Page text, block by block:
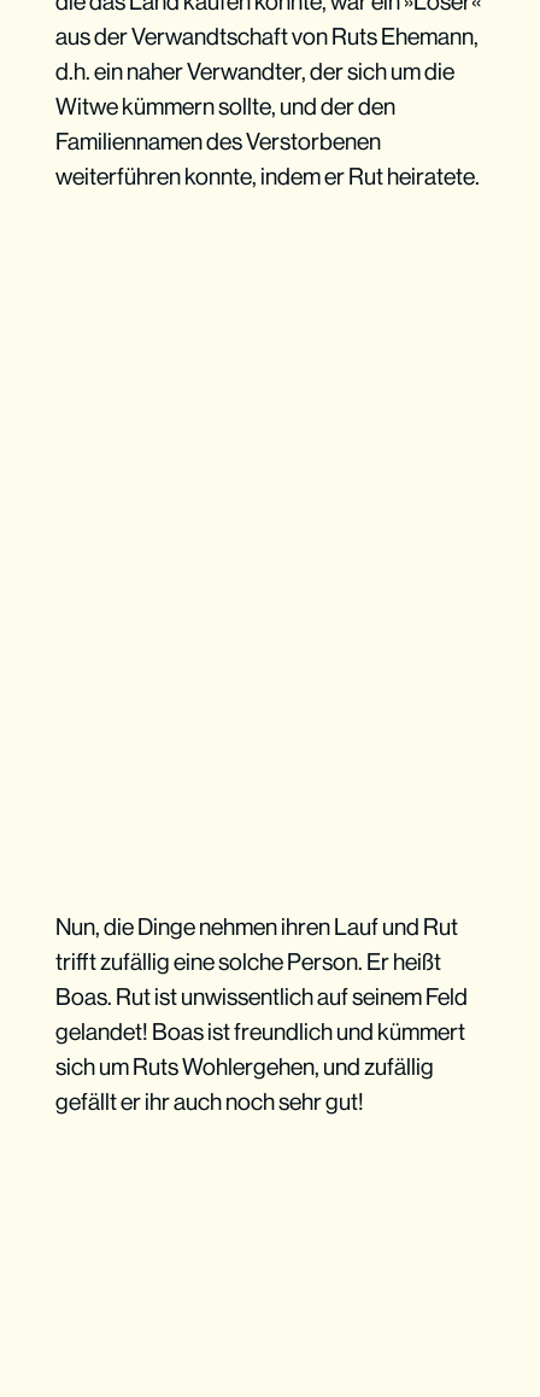
aus der Verwandtschaft von Ruts Ehemann,
d.h. ein naher Verwandter, der sich um die
Witwe kümmern sollte, und der den
Familiennamen des Verstorbenen
weiterführen konnte, indem er Rut heiratete.
Nun, die Dinge nehmen ihren Lauf und Rut
trifft zufällig eine solche Person. Er heißt
Boas. Rut ist unwissentlich auf seinem Feld
gelandet! Boas ist freundlich und kümmert
sich um Ruts Wohlergehen, und zufällig
gefällt er ihr auch noch sehr gut!